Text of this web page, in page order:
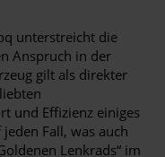
unterstreicht die
Anspruch in der
gilt als direkter
und Effizienz einiges
Fall, was auch
Lenkrads“ im